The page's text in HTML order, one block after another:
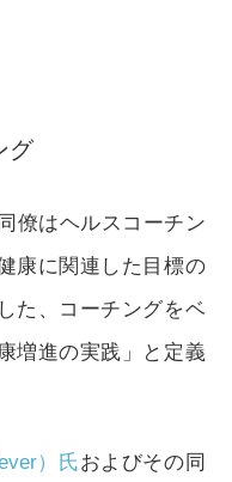
グ
僚はヘルスコーチン
康に関連した目標の
た、コーチングをベ
増進の実践」と定義
）氏およびその同